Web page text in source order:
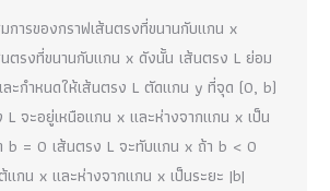
การของกราฟเส้นตรงที่ขนานกับแกน x
นตรงที่ขนานกับแกน x ดังนั้น เส้นตรง L ย่อม
ะกำหนดให้เส้นตรง L ตัดแกน y ที่จุด (0, b)
จะอยู่เหนือแกน x และห่างจากแกน x เป็น
b = 0 เส้นตรง L จะทับแกน x ถ้า b < 0
กน x และห่างจากแกน x เป็นระยะ |b|